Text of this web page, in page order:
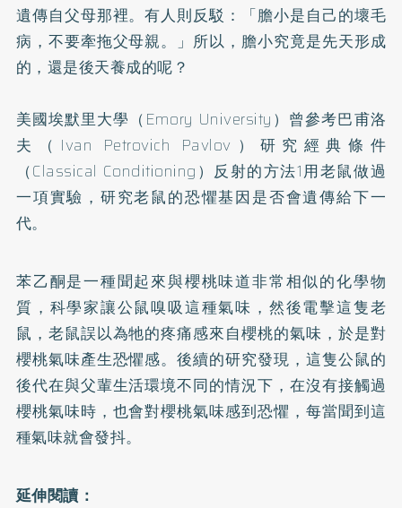
遺傳自父母那裡。有人則反駁：「膽小是自己的壞毛
病，不要牽拖父母親。」所以，膽小究竟是先天形成
的，還是後天養成的呢？
美國埃默里大學（Emory University）曾參考巴甫洛
夫（Ivan Petrovich Pavlov）研究經典條件
（Classical Conditioning）反射的方法1用老鼠做過
一項實驗，研究老鼠的恐懼基因是否會遺傳給下一
代。
苯乙酮是一種聞起來與櫻桃味道非常相似的化學物
質，科學家讓公鼠嗅吸這種氣味，然後電擊這隻老
鼠，老鼠誤以為牠的疼痛感來自櫻桃的氣味，於是對
櫻桃氣味產生恐懼感。後續的研究發現，這隻公鼠的
後代在與父輩生活環境不同的情況下，在沒有接觸過
櫻桃氣味時，也會對櫻桃氣味感到恐懼，每當聞到這
種氣味就會發抖。
延伸閱讀：